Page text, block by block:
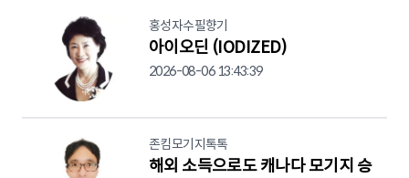
홍성자수필향기
아이오딘 (IODIZED)
2026-08-06 13:43:39
존킴모기지톡톡
해외 소득으로도 캐나다 모기지 승